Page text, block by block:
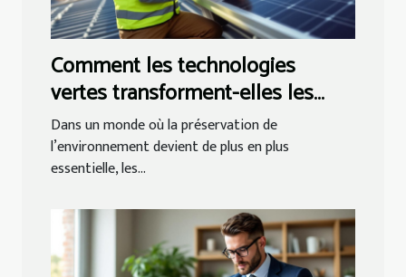
Comment les technologies
vertes transforment-elles les
petites entreprises ?
Dans un monde où la préservation de
l’environnement devient de plus en plus
essentielle, les...